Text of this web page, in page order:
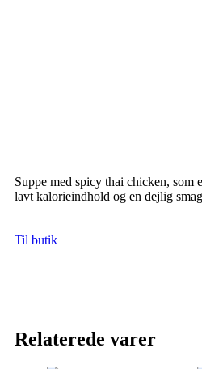
Suppe med spicy thai chicken,
lavt kalorieindhold og en dejlig
Til butik
Relaterede varer